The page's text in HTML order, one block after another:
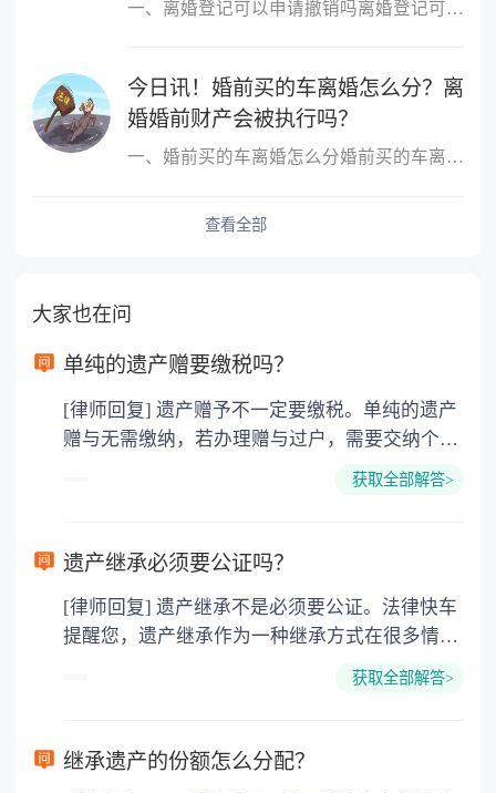
一、离婚登记可以申请撤销吗离婚登记可以申请撤销。依据我国最新《
今日讯！婚前买的车离婚怎么分？离
婚婚前财产会被执行吗？
一、婚前买的车离婚怎么分婚前买的车离婚，除另有约定外，一般归个
查看全部
大家也在问
单纯的遗产赠要缴税吗？
[律师回复] 遗产赠予不一定要缴税。单纯的遗产
赠与无需缴纳，若办理赠与过户，需要交纳个人
所得税、契税和公证费。赠与过户是没有增值税
要缴纳公证费，具体如下： 1. 公证费：按房
3. 印花税：按房屋评估价的0.05%缴纳 4. 土
地增值税：按房价1%缴纳 5. 房屋产权登记费：
获取全部解答>
遗产继承必须要公证吗？
[律师回复] 遗产继承不是必须要公证。法律快车
提醒您，遗产继承作为一种继承方式在很多情况
下都是不需要公证的，当然，如果需要公正的也
以防对财产继承发生纠纷，可以对遗产继承进行
获取全部解答>
继承遗产的份额怎么分配？